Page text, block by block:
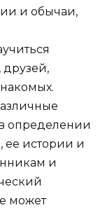
и обычаи,
друзей,
определении
истории и
и
может